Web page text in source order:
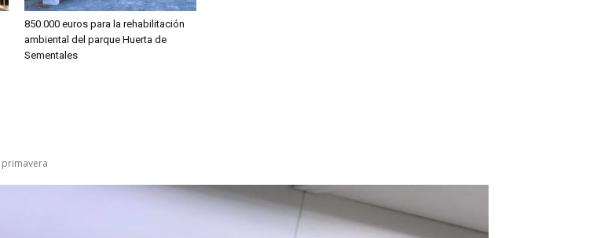
850.000 euros para la rehabilitación
ambiental del parque Huerta de
Sementales